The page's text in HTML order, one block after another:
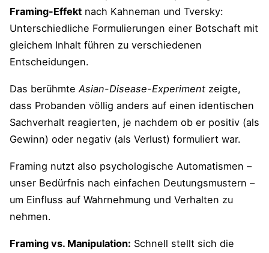
Framing-Effekt nach Kahneman und Tversky:
Unterschiedliche Formulierungen einer Botschaft mit
gleichem Inhalt führen zu verschiedenen
Entscheidungen​.
Das berühmteAsian-Disease-Experiment zeigte,
dass Probanden völlig anders auf einen identischen
Sachverhalt reagierten, je nachdem ob er positiv (als
Gewinn) oder negativ (als Verlust) formuliert war​.
Framing nutzt also psychologische Automatismen –
unser Bedürfnis nach einfachen Deutungsmustern –
um Einfluss auf Wahrnehmung und Verhalten zu
nehmen.
Framing vs. Manipulation: Schnell stellt sich die